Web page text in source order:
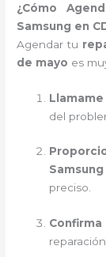
¿Cómo
Samsung en
Agendar tu
de mayo es
del
Samsung
preciso.
Confirma